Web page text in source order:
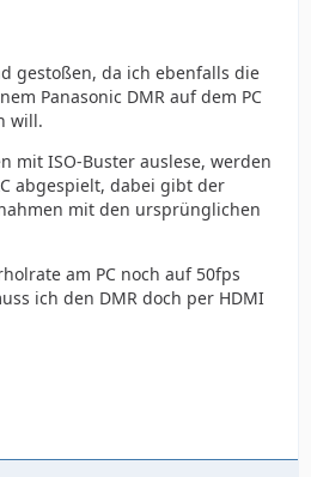
gestoßen, da ich ebenfalls die
Panasonic DMR auf dem PC
will.
mit ISO-Buster auslese, werden
abgespielt, dabei gibt der
mit den ursprünglichen
am PC noch auf 50fps
ich den DMR doch per HDMI